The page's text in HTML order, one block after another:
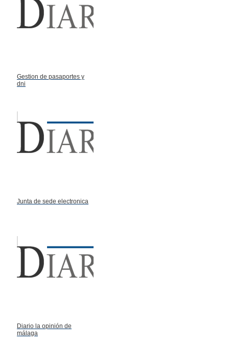
Gestion de pasaportes y
dni
Junta de sede electronica
Diario la opinión de
málaga